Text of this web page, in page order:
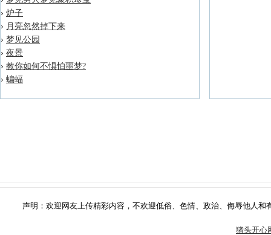
› 炉子
› 月亮忽然掉下来
› 梦见公园
› 夜景
› 教你如何不惧怕噩梦?
› 蝙蝠
声明：欢迎网友上传精彩内容，不欢迎低俗、色情、政治、侮辱他人
猪头开心